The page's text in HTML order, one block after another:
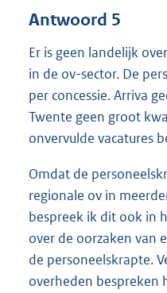
Antwoord 5
Er is geen landelijk
in de ov-sector. De
per concessie. Arriva
Twente geen groot
onvervulde vacatures
Omdat de
regionale ov in
bespreek ik dit ook in
over de oorzaken van
de personeelskrapte.
overheden bespreken